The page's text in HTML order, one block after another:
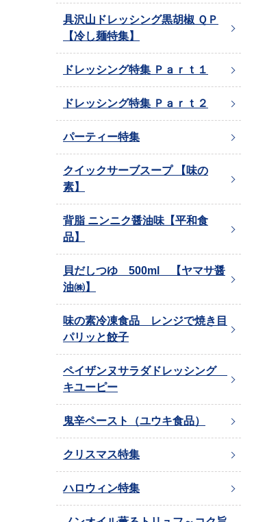
具沢山ドレッシング黒胡椒 ＱＰ
【冷し麺特集】
ドレッシング特集 Ｐａｒｔ１
ドレッシング特集 Ｐａｒｔ２
パーティー特集
クイックサーブスープ 【味の
素】
背脂 ニンニク醤油味【平和食
品】
貝だしつゆ 500ml 【ヤマサ醤
油㈱】
味の素冷凍食品 レンジで焼き目
パリッと餃子
ペイザンヌサラダドレッシング
キユーピー
鬼辛ペースト（ユウキ食品）
クリスマス特集
ハロウィン特集